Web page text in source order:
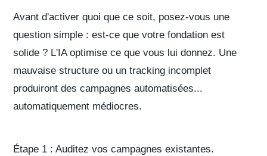
Avant d'activer quoi que ce soit, posez-vous une
question simple : est-ce que votre fondation est
solide ? L'IA optimise ce que vous lui donnez. Une
mauvaise structure ou un tracking incomplet
produiront des campagnes automatisées...
automatiquement médiocres.
Étape 1 : Auditez vos campagnes existantes.